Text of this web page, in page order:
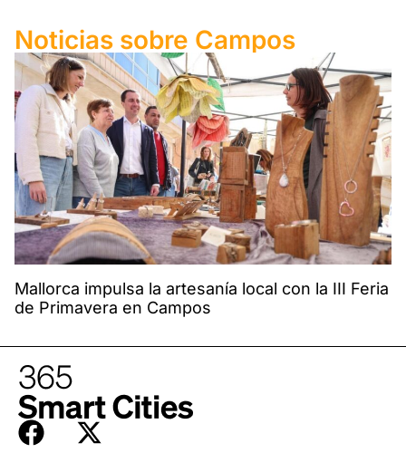
Noticias sobre Campos
Mallorca impulsa la artesanía local con la III Feria
de Primavera en Campos